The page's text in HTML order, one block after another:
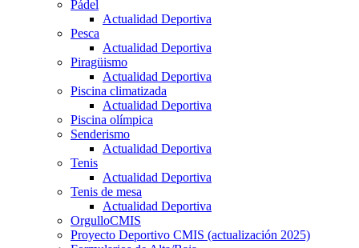
Pádel
Actualidad Deportiva
Pesca
Actualidad Deportiva
Piragüismo
Actualidad Deportiva
Piscina climatizada
Actualidad Deportiva
Piscina olímpica
Senderismo
Actualidad Deportiva
Tenis
Actualidad Deportiva
Tenis de mesa
Actualidad Deportiva
OrgulloCMIS
Proyecto Deportivo CMIS (actualización 2025)